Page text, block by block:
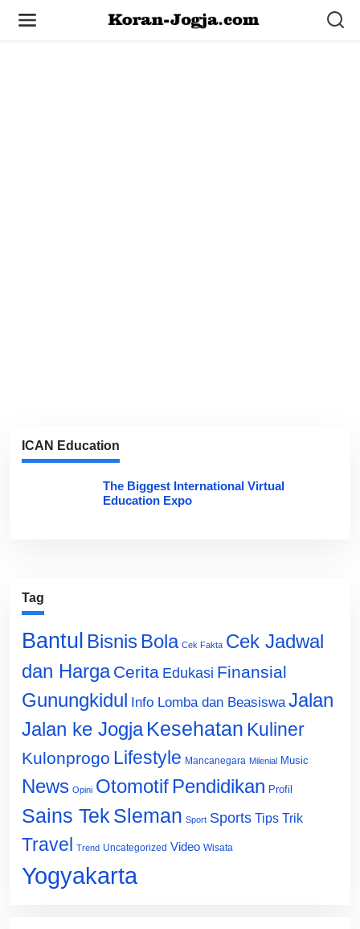
ICAN Education
The Biggest International Virtual
Education Expo
Tag
Bantul Bisnis Bola Cek Fakta Cek Jadwal
dan Harga Cerita Edukasi Finansial
Gunungkidul Info Lomba dan Beasiswa Jalan
Jalan ke Jogja Kesehatan Kuliner
Kulonprogo Lifestyle Mancanegara Milenial Music
News Opini Otomotif Pendidikan Profil
Sains Tek Sleman Sport Sports Tips Trik
Travel Trend Uncategorized Video Wisata
Yogyakarta